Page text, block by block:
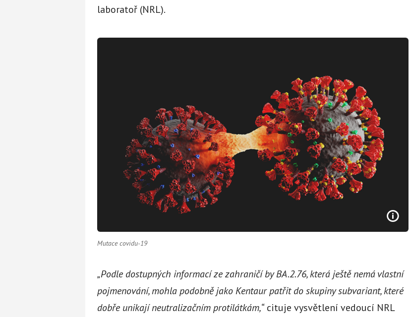
laboratoř (NRL).
Mutace covidu-19
„Podle dostupných informací ze zahraničí by BA.2.76, která ještě nemá vlastní
pojmenování, mohla podobně jako Kentaur patřit do skupiny subvariant, které
dobře unikají neutralizačním protilátkám,“cituje vysvětlení vedoucí NRL